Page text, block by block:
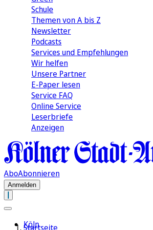
Schule
Themen von A bis Z
Newsletter
Podcasts
Services und Empfehlungen
Wir helfen
Unsere Partner
E-Paper lesen
Service FAQ
Online Service
Leserbriefe
Anzeigen
AboAbonnieren
Anmelden
Köln
Startseite